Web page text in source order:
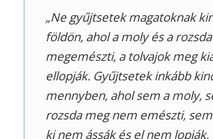
„Ne gyűjtsetek magatoknak
földön, ahol a moly és a rozsda
megemészti, a tolvajok meg
ellopják. Gyűjtsetek inkább
mennyben, ahol sem a moly,
rozsda meg nem emészti,
ki nem ássák és el nem